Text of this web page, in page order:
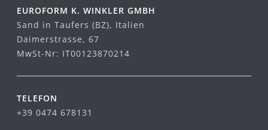
EUROFORM K. WINKLER GMBH
Sand in Taufers (BZ), Italien
Daimerstrasse, 67
MwSt-Nr: IT00123870214
TELEFON
+39 0474 678131